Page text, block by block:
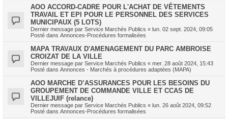
AOO ACCORD-CADRE POUR L'ACHAT DE VÊTEMENTS
TRAVAIL ET EPI POUR LE PERSONNEL DES SERVICES
MUNICIPAUX (5 LOTS)
Dernier message par Service Marchés Publics « lun. 02 sept. 2024, 09:05
Posté dans Annonces-Procédures formalisées
MAPA TRAVAUX D'AMENAGEMENT DU PARC AMBROISE
CROIZAT DE LA VILLE
Dernier message par Service Marchés Publics « mer. 28 août 2024, 15:43
Posté dans Annonces - Marchés à procédures adaptées (MAPA)
AOO MARCHE D’ASSURANCES POUR LES BESOINS DU
GROUPEMENT DE COMMANDE VILLE ET CCAS DE
VILLEJUIF (relance)
Dernier message par Service Marchés Publics « lun. 26 août 2024, 09:52
Posté dans Annonces-Procédures formalisées